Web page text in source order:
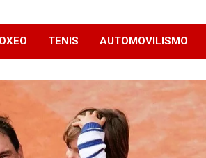
TENIS AUTOMOVILISMO